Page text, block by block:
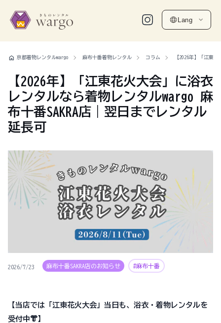
Lang
home 京都着物レンタルwargo 麻布十番着物レンタル コラム 【2026年】「江東
【2026年】「江東花火大会」に浴衣
レンタルなら着物レンタルwargo 麻
布十番SAKRA店｜翌日までレンタル
延長可
2026/7/23 麻布十番SAKRA店のお知らせ #麻布十番
【当店では「江東花火大会」当日も、浴衣・着物レンタルを
受付中👘】